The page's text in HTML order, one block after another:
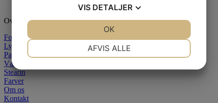
Oversigt
Forside
Lysstøbning
Paraffin
Væger
Stearin
Farver
Om os
Kontakt
VIS DETALJER
AFVIS ALLE
OK